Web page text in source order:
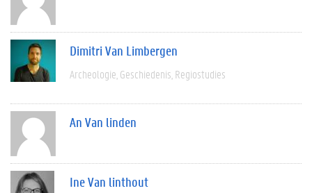
Dimitri Van Limbergen
Archeologie Geschiedenis Regiostudies
An Van linden
Ine Van linthout